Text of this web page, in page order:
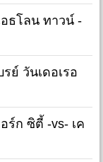
ธโลน ทาวน์ -
ย์ วันเดอเรอ
ร์ก ซิตี้ -vs- เค